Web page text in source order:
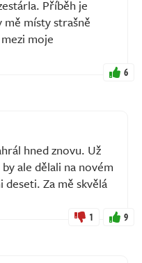
Příběh je
mě místy strašně
moje
6
hned znovu. Už
ale dělali na novém
Za mě skvělá
1 9